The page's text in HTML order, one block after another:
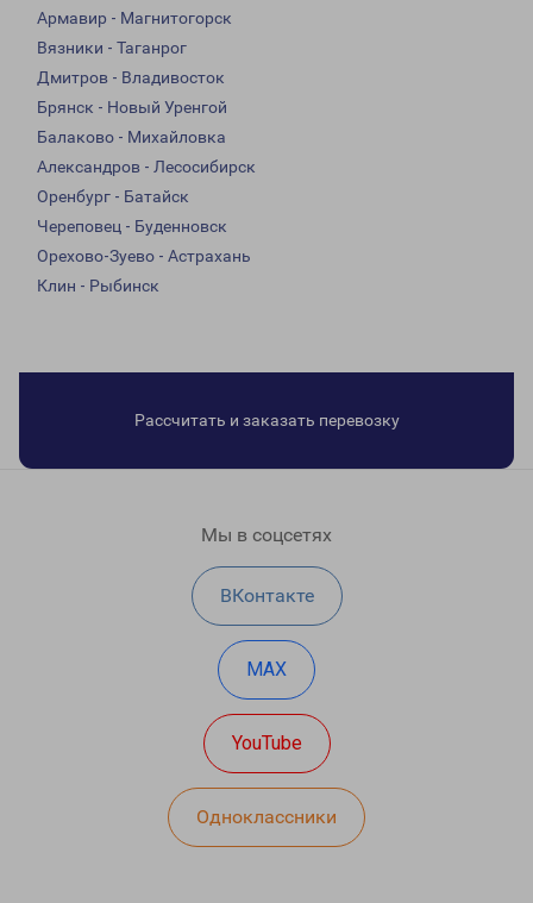
Армавир - Магнитогорск
Вязники - Таганрог
Дмитров - Владивосток
Брянск - Новый Уренгой
Балаково - Михайловка
Александров - Лесосибирск
Оренбург - Батайск
Череповец - Буденновск
Орехово-Зуево - Астрахань
Клин - Рыбинск
Рассчитать и заказать перевозку
Мы в соцсетях
ВКонтакте
MAX
YouTube
Одноклассники